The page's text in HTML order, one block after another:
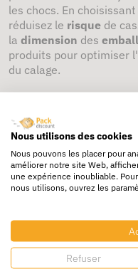
les chocs. En
réduisez le risque de
la dimension des
produits pour optimiser
du calage.
Quels sont les
calage ?
Lesplots de calage
différentsmatériauxtels
Mousse: Souple et
Polyéthylène:
utilisé pour des
Polystyrène:
produits moins
Nous utilisons des cookies
Nous pouvons les placer pour
améliorer notre site Web,
une expérience inoubliable.
nous utilisons, ouvrez les
Refuser